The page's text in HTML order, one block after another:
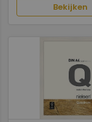
Bekijken